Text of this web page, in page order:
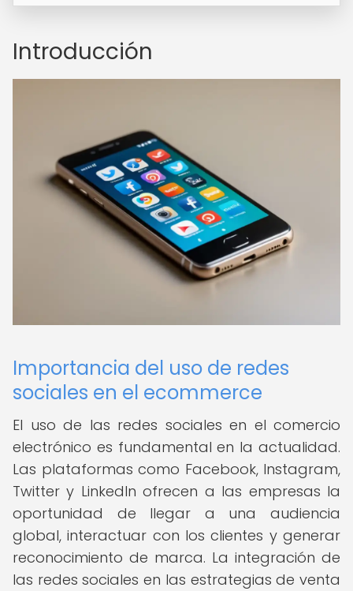
Introducción
Importancia del uso de redes
sociales en el ecommerce
El uso de las redes sociales en el comercio
electrónico es fundamental en la actualidad.
Las plataformas como Facebook, Instagram,
Twitter y LinkedIn ofrecen a las empresas la
oportunidad de llegar a una audiencia
global, interactuar con los clientes y generar
reconocimiento de marca. La integración de
las redes sociales en las estrategias de venta